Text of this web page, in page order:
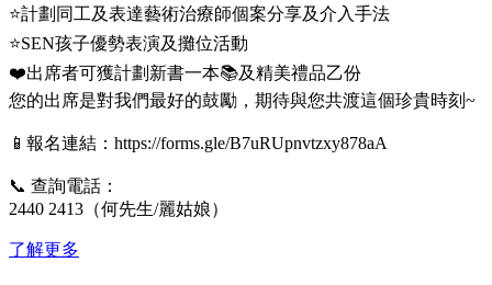
⭐計劃同工及表達藝術治療師個案分享及介入手法
⭐SEN孩子優勢表演及攤位活動
❤️出席者可獲計劃新書一本📚及精美禮品乙份
您的出席是對我們最好的鼓勵，期待與您共渡這個珍貴時刻~
📱報名連結：https://forms.gle/B7uRUpnvtzxy878aA
📞 查詢電話：
2440 2413（何先生/麗姑娘）
了解更多